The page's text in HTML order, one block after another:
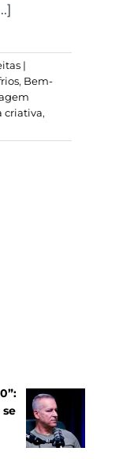
|
, Bem-
criativa,